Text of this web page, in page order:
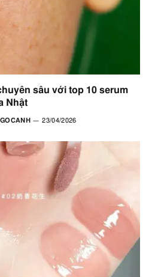
sâu với top 10 serum
Nhật
23/04/2026